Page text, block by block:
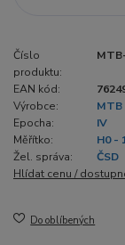
Číslo
produktu:
EAN kód:
Výrobce:
MTB
Epocha:
IV
Měřítko:
H0 -
Žel. správa:
ČSD
Hlídat cenu /
Do oblíbených